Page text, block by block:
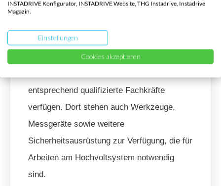
ein komplexes Bauteil, dessen Diagnose
entsprechende Ausrüstung erfordert. Solche
Arbeiten sind deshalb in der Regel
entsprechend qualifizierte Fachkräfte
verfügen. Dort stehen auch Werkzeuge,
Messgeräte sowie weitere
Sicherheitsausrüstung zur Verfügung, die für
Arbeiten am Hochvoltsystem notwendig
sind.
INSTADRIVE Konfigurator, INSTADRIVE Website, THG Instadrive, Instadrive
Magazin.
Einstellungen
Cookies akzeptieren